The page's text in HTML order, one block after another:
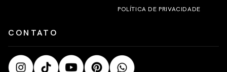
POLÍTICA DE PRIVACIDADE
CONTATO